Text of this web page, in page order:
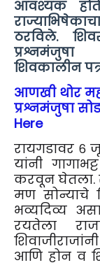
आवश्यक
ठरविले.
शिवकालीन
आणखी थोर
प्रश्नमंजुषा
Here
रायगडावर ६
यांनी
करवून घेतला.
मण सोन्याचे
भव्यदिव्य
रयतेला
आणि होन व